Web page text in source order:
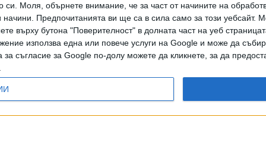
си.
Моля, обърнете внимание, че за част от начините на
Предпочитанията ви ще са в сила само за този уебсайт.
върху бутона "Поверителност" в долната част на уеб
използва една или повече услуги на Google и може да
съгласие за Google по-долу можете да кликнете, за да
Възпроизвеждането на цели или части от текста или изображенията
АРХИВ НА В. СЕГА ЗА НАС РЕКЛАМА УСЛОВИЯ ЗА